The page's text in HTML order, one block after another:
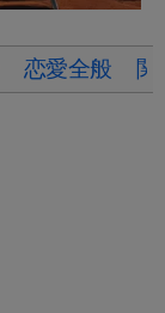
恋愛全般 関